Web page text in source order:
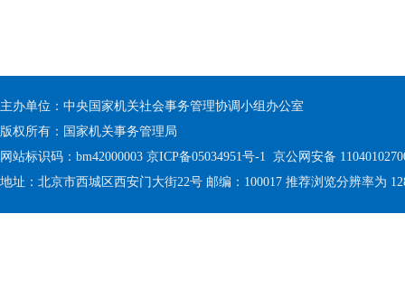
主办单位：中央国家机关社会事务管理协调小组办公室
版权所有：国家机关事务管理局
网站标识码：bm42000003 京ICP备05034951号-1 京公网安备
地址：北京市西城区西安门大街22号 邮编：100017 推荐浏览分辨率为